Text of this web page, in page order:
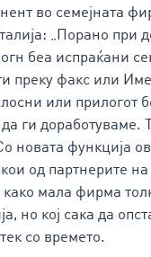
во семејната
„Порано при
беа испраќани
преку факс или
или прилогот
ги доработуваме.
новата функција
од партнерите на
мала фирма
но кој сака да
со времето.